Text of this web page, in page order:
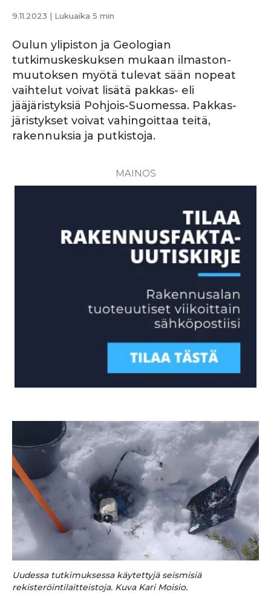
9.11.2023 | Lukuaika 5 min
Oulun ylipiston ja Geologian
tutkimuskeskuksen mukaan ilmaston­
muutoksen myötä tulevat sään nopeat
vaihtelut voivat lisätä pakkas- eli
jääjäristyksiä Pohjois-Suomessa. Pakkas­
järistykset voivat vahingoittaa teitä,
rakennuksia ja putkistoja.
Uudessa tutkimuksessa käytettyjä seismisiä
rekisteröintilaitteistoja. Kuva Kari Moisio.